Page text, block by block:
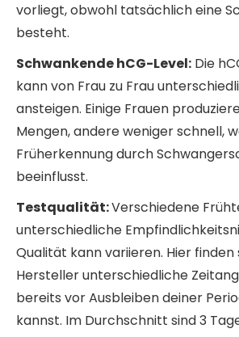
vorliegt, obwohl tatsächlich eine
besteht.
Schwankende hCG-Level: Die
kann von Frau zu Frau
ansteigen. Einige Frauen
Mengen, andere weniger schnell,
Früherkennung durch
beeinflusst.
Testqualität:Verschiedene
unterschiedliche
Qualität kann variieren. Hier finden
Hersteller unterschiedliche
bereits vor Ausbleiben deiner
kannst. Im Durchschnitt sind 3